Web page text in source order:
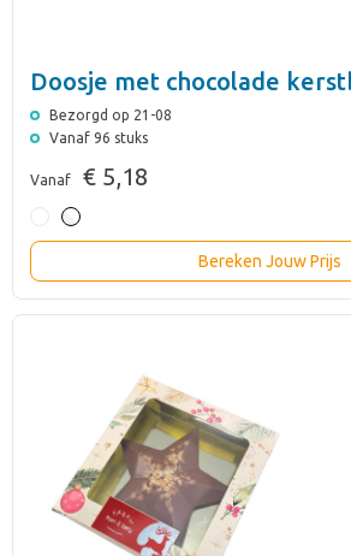
Doosje met chocolade
Bezorgd op 21-08
Vanaf 96 stuks
Vanaf € 5,18
Bereken Jouw Prijs